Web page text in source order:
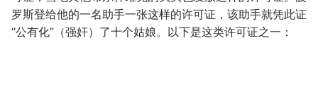
罗斯登给他的一名助手一张这样的许可证，该助手就凭此证
“公有化”（强奸）了十个姑娘。以下是这类许可证之一：